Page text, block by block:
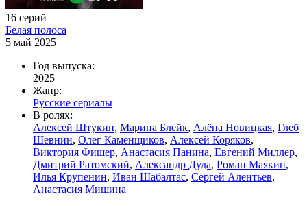
16 серий
Белая полоса
5 май 2025
Год выпуска:
2025
Жанр:
Русские сериалы
В ролях:
Алексей Штукин, Марина Блейк, Алёна Новицкая, Глеб
Шевнин, Олег Каменщиков, Алексей Коряков,
Виктория Фишер, Анастасия Панина, Евгений Миллер,
Дмитрий Ратомский, Александр Дуда, Роман Маякин,
Илья Крупенин, Иван Шабалтас, Сергей Алентьев,
Анастасия Мишина